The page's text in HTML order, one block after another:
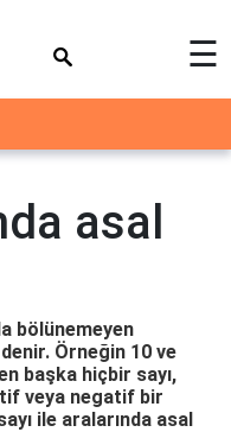
☰
asal
bölünemeyen
Örneğin 10 ve
başka hiçbir sayı,
veya negatif bir
ile aralarında asal